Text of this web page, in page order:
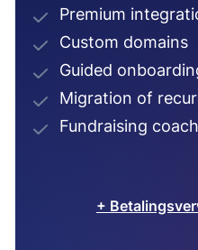
Premium
Custom domains
Guided
Migration of
Fundraising coach
+